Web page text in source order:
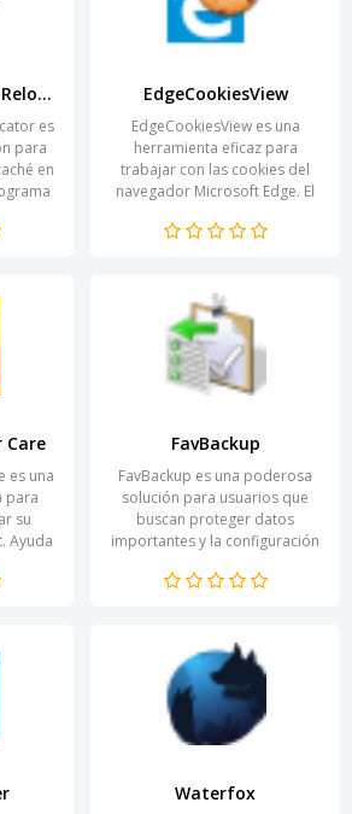
SoftPerfect Cache Relocator
es
para
en
EdgeCookiesView
EdgeCookiesView es una
herramienta eficaz para
trabajar con las cookies del
navegador Microsoft Edge. El
usuarios gestionar de
Care
es una
para
su
Ayuda
FavBackup
FavBackup es una poderosa
solución para usuarios que
buscan proteger datos
importantes y la configuración
programa ofrece una...
Waterfox